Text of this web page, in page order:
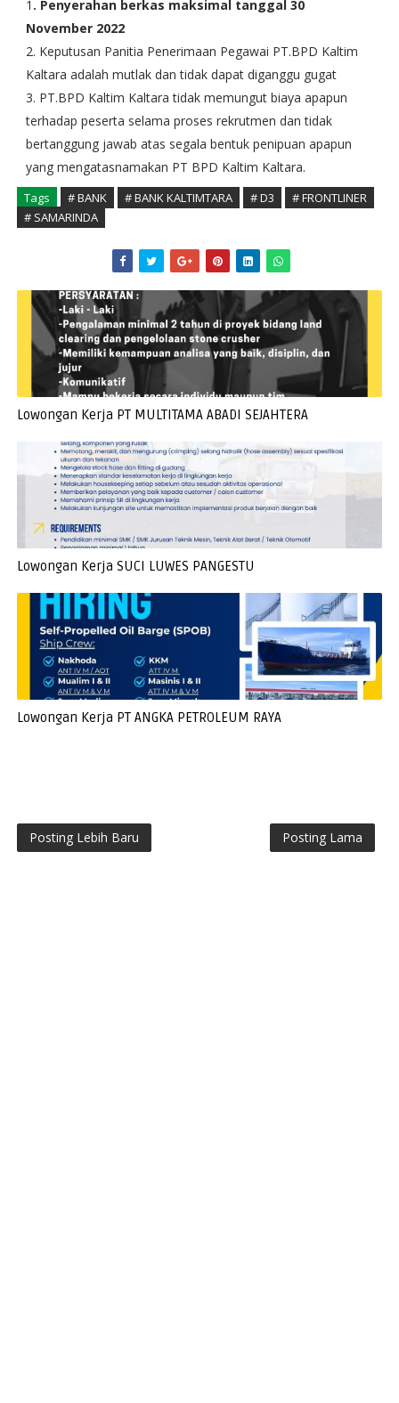
1 . Penyerahan berkas maksimal tanggal 30
November 2022
2. Keputusan Panitia Penerimaan Pegawai PT.BPD Kaltim
Kaltara adalah mutlak dan tidak dapat diganggu gugat
3. PT.BPD Kaltim Kaltara tidak memungut biaya apapun
terhadap peserta selama proses rekrutmen dan tidak
bertanggung jawab atas segala bentuk penipuan apapun
yang mengatasnamakan PT BPD Kaltim Kaltara.
Tags # BANK # BANK KALTIMTARA # D3
# FRONTLINER
# SAMARINDA
Lowongan Kerja PT MULTITAMA ABADI SEJAHTERA
Lowongan Kerja SUCI LUWES PANGESTU
Lowongan Kerja PT ANGKA PETROLEUM RAYA
Posting Lebih Baru Posting Lama